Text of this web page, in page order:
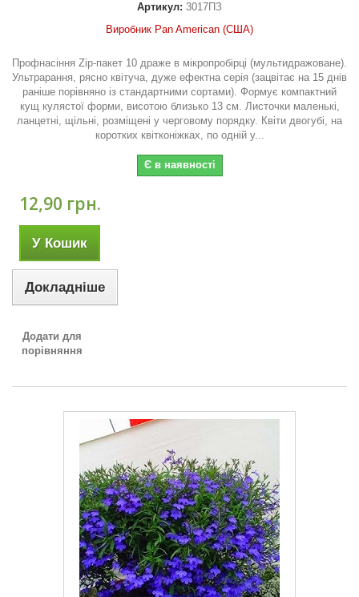
Артикул: 3017ПЗ
Виробник Pan American (США)
Профнасіння Zip-пакет 10 драже в мікропробірці (мультидражоване).
Ультрарання, рясно квітуча, дуже ефектна серія (зацвітає на 15 днів
раніше порівняно із стандартними сортами). Формує компактний
кущ кулястої форми, висотою близько 13 см. Листочки маленькі,
ланцетні, щільні, розміщені у черговому порядку. Квіти двогубі, на
коротких квітконіжках, по одній у...
Є в наявності
12,90 грн.
У Кошик
Докладніше
Додати для
порівняння